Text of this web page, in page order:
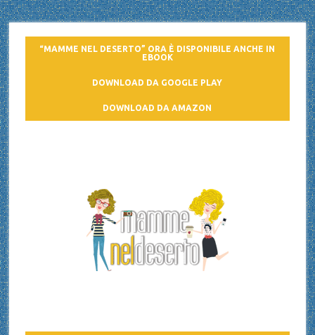
“MAMME NEL DESERTO” ORA È DISPONIBILE ANCHE IN
EBOOK
DOWNLOAD DA GOOGLE PLAY
DOWNLOAD DA AMAZON